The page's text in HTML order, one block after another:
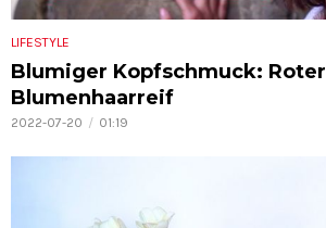
LIFESTYLE
Blumiger Kopfschmuck: Roter
Blumenhaarreif
2022-07-20 01:19